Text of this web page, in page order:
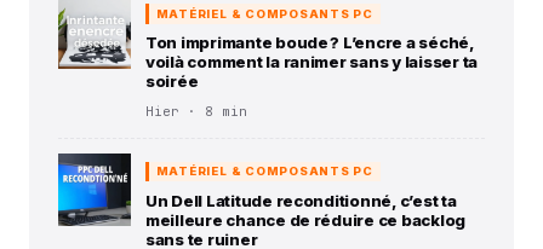
MATÉRIEL & COMPOSANTS PC
Ton imprimante boude ? L’encre a séché,
voilà comment la ranimer sans y laisser ta
soirée
Hier · 8 min
MATÉRIEL & COMPOSANTS PC
Un Dell Latitude reconditionné, c’est ta
meilleure chance de réduire ce backlog
sans te ruiner